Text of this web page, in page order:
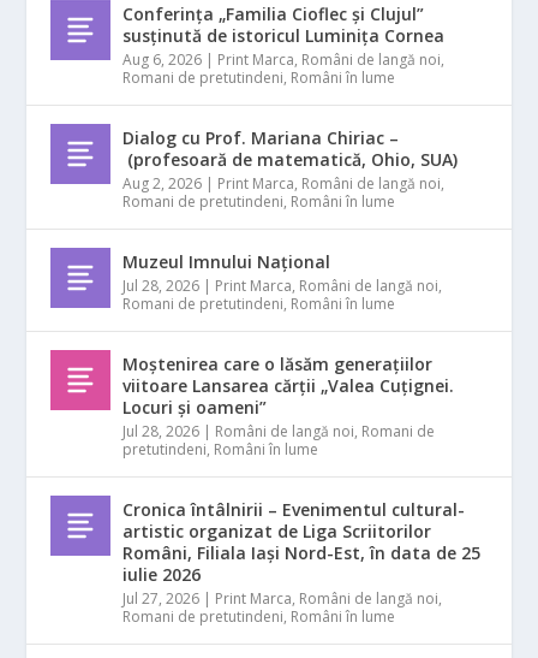
Conferința „Familia Cioflec și Clujul”
susținută de istoricul Luminița Cornea
Aug 6, 2026 | Print Marca, Români de langă noi,
Romani de pretutindeni, Români în lume
Dialog cu Prof. Mariana Chiriac –
(profesoară de matematică, Ohio, SUA)
Aug 2, 2026 | Print Marca, Români de langă noi,
Romani de pretutindeni, Români în lume
Muzeul Imnului Național
Jul 28, 2026 | Print Marca, Români de langă noi,
Romani de pretutindeni, Români în lume
Moștenirea care o lăsăm generațiilor
viitoare Lansarea cărții „Valea Cuțignei.
Locuri și oameni”
Jul 28, 2026 | Români de langă noi, Romani de
pretutindeni, Români în lume
Cronica întâlnirii – Evenimentul cultural-
artistic organizat de Liga Scriitorilor
Români, Filiala Iași Nord-Est, în data de 25
iulie 2026
Jul 27, 2026 | Print Marca, Români de langă noi,
Romani de pretutindeni, Români în lume